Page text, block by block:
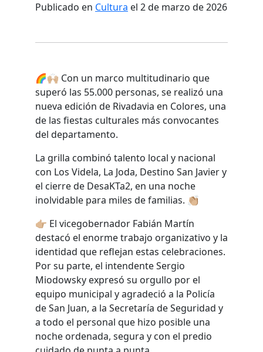
Publicado en Cultura el 2 de marzo de 2026
🌈🙌🏼 Con un marco multitudinario que
superó las 55.000 personas, se realizó una
nueva edición de Rivadavia en Colores, una
de las fiestas culturales más convocantes
del departamento.
La grilla combinó talento local y nacional
con Los Videla, La Joda, Destino San Javier y
el cierre de DesaKTa2, en una noche
inolvidable para miles de familias. 👏🏼
👉🏼 El vicegobernador Fabián Martín
destacó el enorme trabajo organizativo y la
identidad que reflejan estas celebraciones.
Por su parte, el intendente Sergio
Miodowsky expresó su orgullo por el
equipo municipal y agradeció a la Policía
de San Juan, a la Secretaría de Seguridad y
a todo el personal que hizo posible una
noche ordenada, segura y con el predio